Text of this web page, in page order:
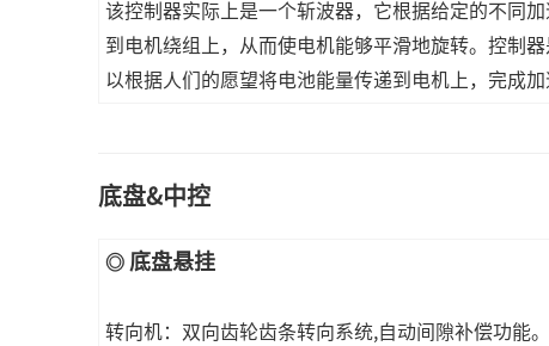
该控制器实际上是一个斩波器，它根据给定的不同
到电机绕组上，从而使电机能够平滑地旋转。控制
以根据人们的愿望将电池能量传递到电机上，完成加
底盘&中控
◎ 底盘悬挂
转向机：双向齿轮齿条转向系统,自动间隙补偿功能